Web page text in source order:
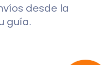
desde la
guía.